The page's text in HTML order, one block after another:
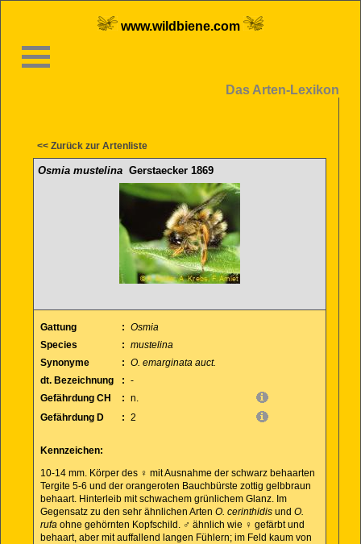
www.wildbiene.com
Das Arten-Lexikon
<< Zurück zur Artenliste
Osmia mustelinaGerstaecker 1869
Gattung : Osmia
Species
: mustelina
Synonyme
: O. emarginata auct.
dt. Bezeichnung
: -
Gefährdung CH
: n.
Gefährdung D
: 2
Kennzeichen:
10-14 mm. Körper des ♀ mit Ausnahme der schwarz behaarten
Tergite 5-6 und der orangeroten Bauchbürste zottig gelbbraun
behaart. Hinterleib mit schwachem grünlichem Glanz. Im
Gegensatz zu den sehr ähnlichen Arten O. cerinthidisund O.
rufaohne gehörnten Kopfschild. ♂ ähnlich wie ♀ gefärbt und
behaart, aber mit auffallend langen Fühlern; im Feld kaum von